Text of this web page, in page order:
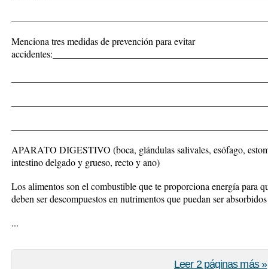
Menciona tres medidas de prevención para evitar
APARATO DIGESTIVO (boca, glándulas salivales, esófago,
intestino delgado y grueso, recto y ano)
Los alimentos son el combustible que te proporciona energía para
deben ser descompuestos en nutrimentos que puedan ser
...
Leer 2 páginas más »